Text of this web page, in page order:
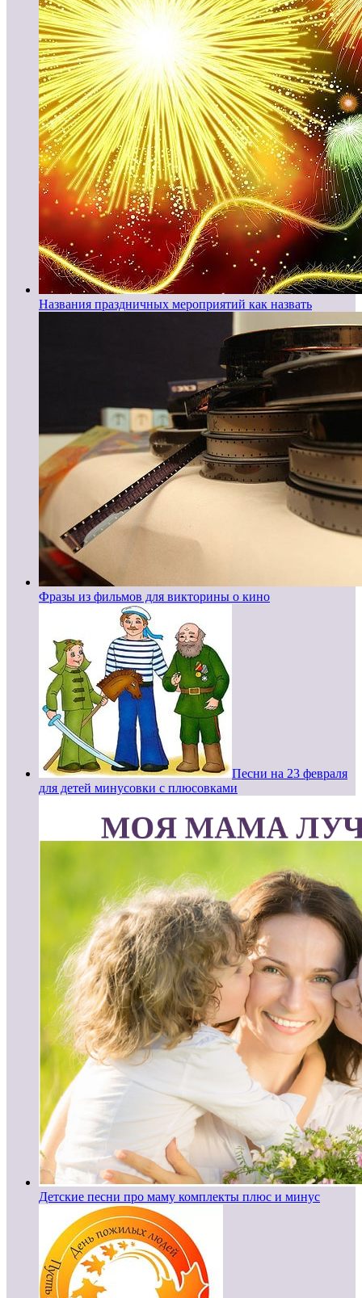
Названия праздничных мероприятий как назвать
Фразы из фильмов для викторины о кино
Песни на 23 февраля
для детей минусовки с плюсовками
Детские песни про маму комплекты плюс и минус